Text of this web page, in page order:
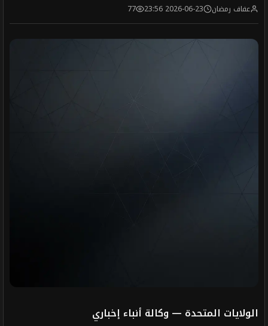
عفاف رمضان 2026-06-23 23:56
77
الولايات المتحدة — وكالة أنباء إخباري